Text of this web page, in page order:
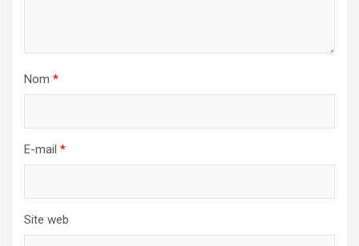
Nom *
E-mail *
Site web